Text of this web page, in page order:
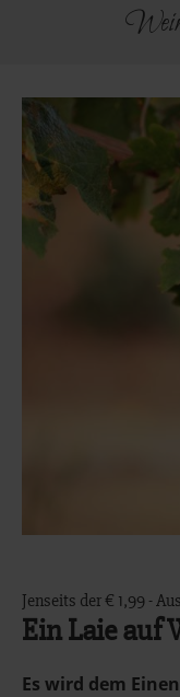
Jenseits der € 1,99 -
Ein Laie auf
Es wird dem